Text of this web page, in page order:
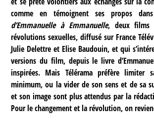
comme en témoignent ses propos
d’Emmanuelle à Emmanuelle, deux films
révolutions sexuelles, diffusé sur France
Julie Delettre et Elise Baudouin, et qui
versions du film, depuis le livre
inspirées. Mais Télérama préfère limiter
minimum, ou la vider de son sens et de sa
et son image sont plus attendus par la
Pour le changement et la révolution, on